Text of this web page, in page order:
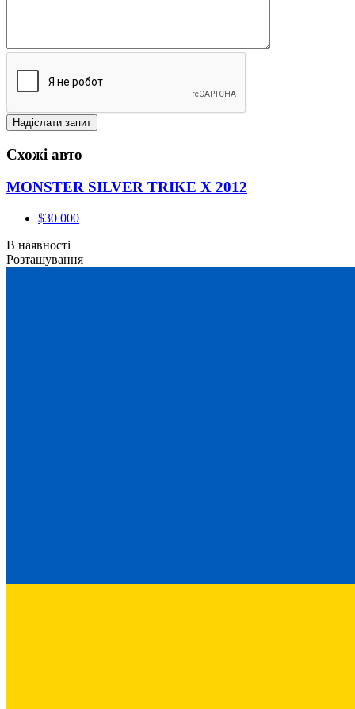
Схожі авто
MONSTER SILVER TRIKE X 2012
$30 000
В наявності
Розташування